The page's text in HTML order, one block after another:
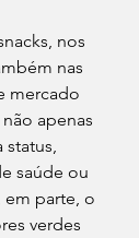
nos
nas
mercado
apenas
saúde ou
em parte, o
verdes